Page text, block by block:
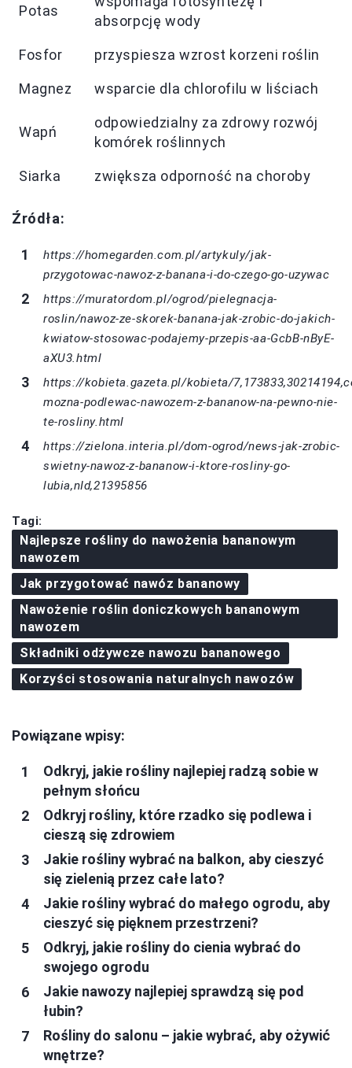
Potas
absorpcję wody
Fosfor przyspiesza wzrost korzeni roślin
Magnez wsparcie dla chlorofilu w liściach
Wapń
odpowiedzialny za zdrowy rozwój
komórek roślinnych
Siarka zwiększa odporność na choroby
Źródła:
https://homegarden.com.pl/artykuly/jak-
przygotowac-nawoz-z-banana-i-do-czego-go-uzywac
https://muratordom.pl/ogrod/pielegnacja-
roslin/nawoz-ze-skorek-banana-jak-zrobic-do-jakich-
kwiatow-stosowac-podajemy-przepis-aa-GcbB-nByE-
aXU3.html
https://kobieta.gazeta.pl/kobieta/
mozna-podlewac-nawozem-z-bananow-na-pewno-nie-
te-rosliny.html
https://zielona.interia.pl/dom-ogrod/news-jak-zrobic-
swietny-nawoz-z-bananow-i-ktore-rosliny-go-
lubia,nId,21395856
Tagi:
Najlepsze rośliny do nawożenia bananowym
nawozem
Jak przygotować nawóz bananowy
Nawożenie roślin doniczkowych bananowym
nawozem
Składniki odżywcze nawozu bananowego
Korzyści stosowania naturalnych nawozów
Powiązane wpisy:
Odkryj, jakie rośliny najlepiej radzą sobie w
pełnym słońcu
Odkryj rośliny, które rzadko się podlewa i
cieszą się zdrowiem
Jakie rośliny wybrać na balkon, aby cieszyć
się zielenią przez całe lato?
Jakie rośliny wybrać do małego ogrodu, aby
cieszyć się pięknem przestrzeni?
Odkryj, jakie rośliny do cienia wybrać do
swojego ogrodu
Jakie nawozy najlepiej sprawdzą się pod
łubin?
Rośliny do salonu – jakie wybrać, aby ożywić
wnętrze?